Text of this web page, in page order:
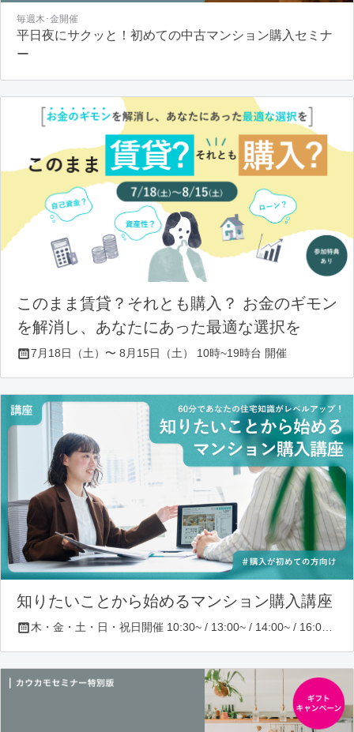
毎週木･金開催
平日夜にサクッと！初めての中古マンション購入セミナ
ー
このまま賃貸？それとも購入？ お金のギモン
を解消し、あなたにあった最適な選択を
7月18日（土）〜 8月15日（土） 10時~19時台 開催
知りたいことから始めるマンション購入講座
木・金・土・日・祝日開催 10:30~ / 13:00~ / 14:00~ / 16:00~ / 17:00~/ 18:30~/ 19:30~